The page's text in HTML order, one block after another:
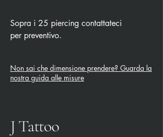
Sopra i 25 piercing contattateci
per preventivo.
Non sai che dimensione prendere? Guarda la
nostra guida alle misure
J Tattoo